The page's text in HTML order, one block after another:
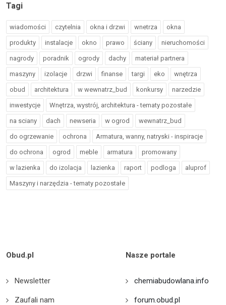
Tagi
wiadomości czytelnia okna i drzwi wnetrza okna
produkty instalacje okno prawo ściany nieruchomości
nagrody poradnik ogrody dachy materiał partnera
maszyny izolacje drzwi finanse targi eko wnętrza
obud architektura w wewnatrz_bud konkursy narzedzie
inwestycje Wnętrza, wystrój, architektura - tematy pozostałe
na sciany dach newseria w ogrod wewnatrz_bud
do ogrzewanie ochrona Armatura, wanny, natryski - inspiracje
do ochrona ogrod meble armatura promowany
w lazienka do izolacja lazienka raport podloga aluprof
Maszyny i narzędzia - tematy pozostałe
Obud.pl
Newsletter
Zaufali nam
Nasze portale
chemiabudowlana.info
forum.obud.pl